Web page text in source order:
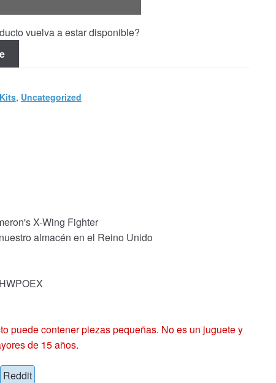
vuelva a estar disponible?
, Uncategorized
X-Wing Fighter
almacén en el Reino Unido
puede contener piezas pequeñas. No es un juguete y
de 15 años.
Reddit